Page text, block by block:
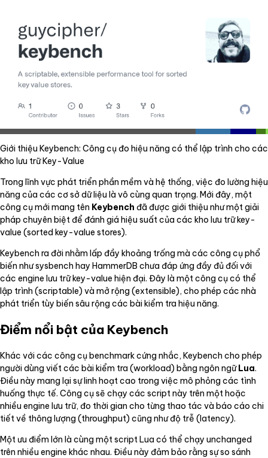
Giới thiệu Keybench: Công cụ đo hiệu năng có thể lập trình cho các
kho lưu trữ Key-Value
Trong lĩnh vực phát triển phần mềm và hệ thống, việc đo lường hiệu
năng của các cơ sở dữ liệu là vô cùng quan trọng. Mới đây, một
công cụ mới mang tên Keybench đã được giới thiệu như một giải
pháp chuyên biệt để đánh giá hiệu suất của các kho lưu trữ key-
value (sorted key-value stores).
Keybench ra đời nhằm lấp đầy khoảng trống mà các công cụ phổ
biến như sysbench hay HammerDB chưa đáp ứng đầy đủ đối với
các engine lưu trữ key-value hiện đại. Đây là một công cụ có thể
lập trình (scriptable) và mở rộng (extensible), cho phép các nhà
phát triển tùy biến sâu rộng các bài kiểm tra hiệu năng.
Điểm nổi bật của Keybench
Khác với các công cụ benchmark cứng nhắc, Keybench cho phép
người dùng viết các bài kiểm tra (workload) bằng ngôn ngữLua.
Điều này mang lại sự linh hoạt cao trong việc mô phỏng các tình
huống thực tế. Công cụ sẽ chạy các script này trên một hoặc
nhiều engine lưu trữ, đo thời gian cho từng thao tác và báo cáo chi
tiết về thông lượng (throughput) cũng như độ trễ (latency).
Một ưu điểm lớn là cùng một script Lua có thể chạy unchanged
trên nhiều engine khác nhau. Điều này đảm bảo rằng sự so sánh